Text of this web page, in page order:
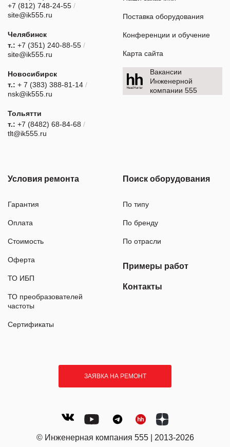
+7 (812) 748-24-55 /
site@ik555.ru
Челябинск
т.: +7 (351) 240-88-55 /
site@ik555.ru
Новосибирск
т.: + 7 (383) 388-81-14 /
nsk@ik555.ru
Тольятти
т.: +7 (8482) 68-84-68 /
tlt@ik555.ru
Поставка оборудования
Конференции и обучение
Карта сайта
Вакансии
Инженерной
компании 555
Условия ремонта
Гарантия
Оплата
Стоимость
Оферта
ТО ИБП
ТО преобразователей
частоты
Сертификаты
Поиск оборудования
По типу
По бренду
По отрасли
Примеры работ
Контакты
ЗАЯВКА НА РЕМОНТ
© Инженерная компания 555 | 2013-2026